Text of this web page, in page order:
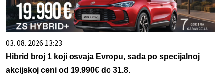
03. 08. 2026 13:23
Hibrid broj 1 koji osvaja Evropu, sada po specijalnoj
akcijskoj ceni od 19.990€ do 31.8.